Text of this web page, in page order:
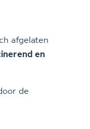
afgelaten
en
de